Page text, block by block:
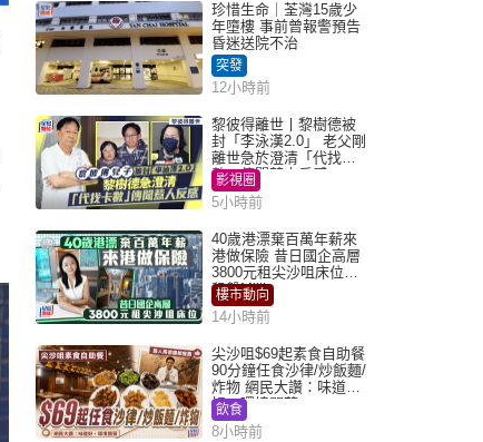
珍惜生命｜荃灣15歲少
年墮樓 事前曾報警預告
昏迷送院不治
突發
12小時前
黎彼得離世丨黎樹德被
封「李泳漢2.0」 老父剛
離世急於澄清「代找卡
數」傳聞惹人反感
影視圈
5小時前
40歲港漂棄百萬年薪來
港做保險 昔日國企高層
3800元租尖沙咀床位｜
租盤Million
樓市動向
14小時前
尖沙咀$69起素食自助餐
90分鐘任食沙律/炒飯麵/
炸物 網民大讚：味道
好，環境闊落
飲食
8小時前